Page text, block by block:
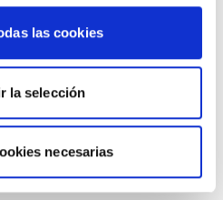
las cookies
la selección
necesarias